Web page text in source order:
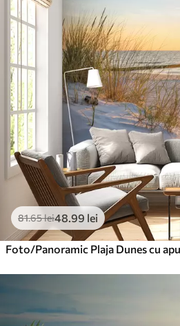
81.65lei48 .99 lei